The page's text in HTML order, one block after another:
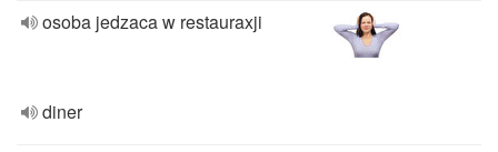
osoba jedzaca w restauraxji
diner